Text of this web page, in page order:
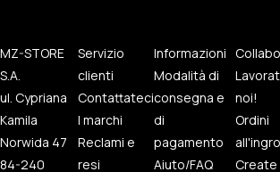
MZ-STORE
S.A.
ul. Cypriana
Kamila
Norwida 47
84-240
Servizio
clienti
Contattateci
I marchi
Reclami e
resi
Informazioni
Modalità di
consegna e
di
pagamento
Aiuto/FAQ
noi!
Ordini
Create